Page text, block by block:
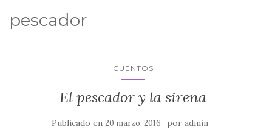
pescador
CUENTOS
El pescador y la sirena
Publicado en 20 marzo, 2016 por admin